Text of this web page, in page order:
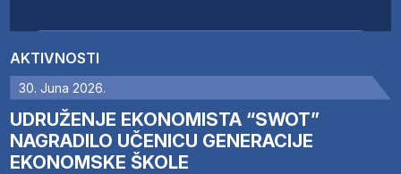
AKTIVNOSTI
30. Juna 2026.
UDRUŽENJE EKONOMISTA “SWOT”
NAGRADILO UČENICU GENERACIJE
EKONOMSKE ŠKOLE